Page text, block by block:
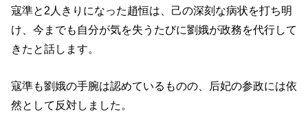
寇準と2人きりになった趙恒は、己の深刻な病状を打ち明
け、今までも自分が気を失うたびに劉娥が政務を代行して
きたと話します。
寇準も劉娥の手腕は認めているものの、后妃の参政には依
然として反対しました。